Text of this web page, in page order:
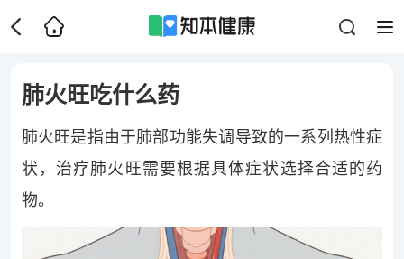
肺火旺吃什么药
肺火旺是指由于肺部功能失调导致的一系列热性症
状，治疗肺火旺需要根据具体症状选择合适的药
物。